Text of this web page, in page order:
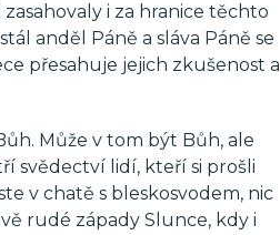
i za hranice těchto
anděl Páně a sláva Páně se
přesahuje jejich zkušenost a
Může v tom být Bůh, ale
svědectví lidí, kteří si prošli
v chatě s bleskosvodem, nic
rudé západy Slunce, kdy i